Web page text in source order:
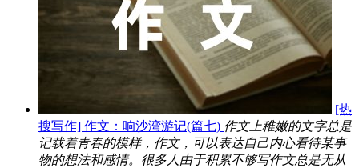
[热
搜写作] 作文：响沙湾游记(篇七) 作文上稚嫩的文字总是
记载着青春的模样，作文，可以表达自己内心看待某事
物的想法和感情。很多人由于积累不够写作文总是无从